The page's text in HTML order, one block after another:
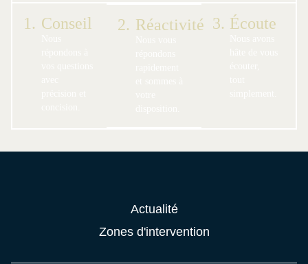
1. Conseil 2. Réactivité 3. Écoute
Actualité
Zones d'intervention